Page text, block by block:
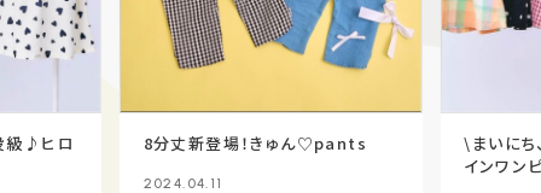
級♪ヒロ 8分丈新登場！きゅん♡pants
2024.04.11
\まいに
インワン